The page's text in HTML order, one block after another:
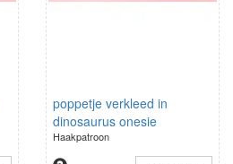
poppetje verkleed in
dinosaurus onesie
Haakpatroon